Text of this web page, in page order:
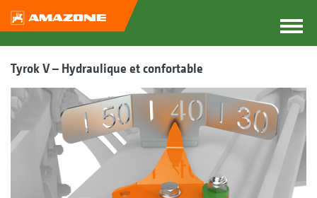
Tyrok V – Hydraulique et confortable